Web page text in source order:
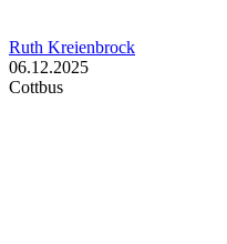
Ruth Kreienbrock
06.12.2025
Cottbus